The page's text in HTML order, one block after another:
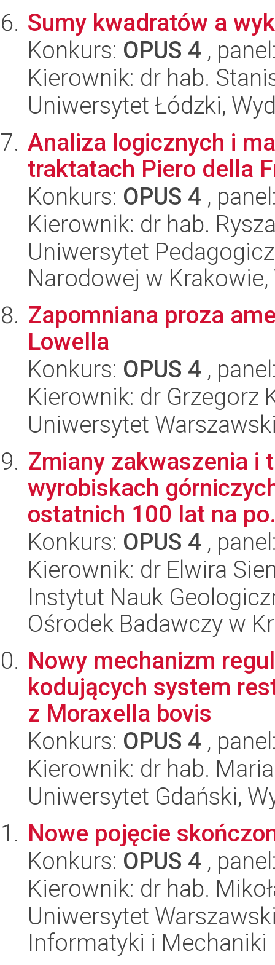
Sumy kwadratów a
Konkurs: OPUS 4 ,
Kierownik: dr hab.
Uniwersytet Łódzki,
Analiza logicznych i
traktatach Piero della
Konkurs: OPUS 4 ,
Kierownik: dr hab.
Uniwersytet
Narodowej w
Zapomniana proza
Lowella
Konkurs: OPUS 4 ,
Kierownik: dr Grzegorz
Uniwersytet
Zmiany zakwaszenia i
wyrobiskach
ostatnich 100 lat na
Konkurs: OPUS 4 ,
Kierownik: dr Elwira
Instytut Nauk
Ośrodek Badawczy w
Nowy mechanizm
kodujących system
z Moraxella bovis
Konkurs: OPUS 4 ,
Kierownik: dr hab.
Uniwersytet Gdański,
Nowe pojęcie
Konkurs: OPUS 4 ,
Kierownik: dr hab.
Uniwersytet
Informatyki i Mechaniki